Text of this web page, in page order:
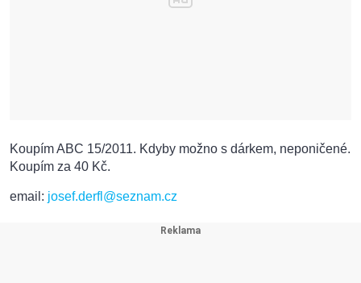
Koupím ABC 15/2011. Kdyby možno s dárkem, neponičené.
Koupím za 40 Kč.
email: josef.derfl@seznam.cz